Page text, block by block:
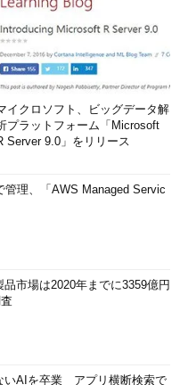
イクロソフト、ビッグデータ解
プラットフォーム「Microsoft
Server 9.0」をリリース
管理、「AWS Managed Servic
市場は2020年までに3359億円
いAIを卒業 アプリ横断検索で